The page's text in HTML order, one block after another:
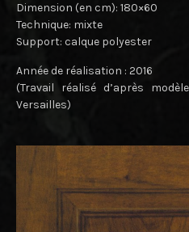
Dimension (en cm): 180×60
Technique: mixte
Support: calque polyester
Année de réalisation : 2016
(Travail réalisé d’après
Versailles)